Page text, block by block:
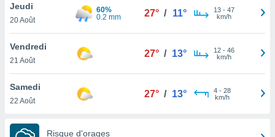
que
et que
Jeudi
20 Août
60%
0.2 mm
27° / 11° 13- 47
km/h
Vendredi
21 Août
27° / 13° 12- 46
km/h
Samedi
22 Août
27° / 13° 4- 28
km/h
Risque d'orages